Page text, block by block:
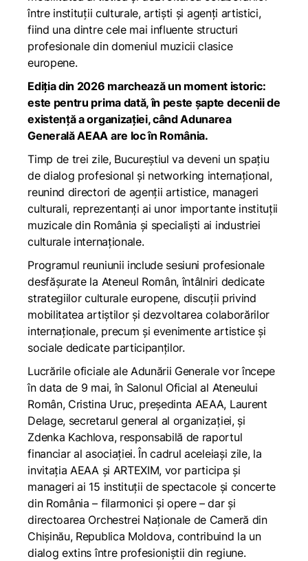
între instituții culturale, artiști și agenți artistici,
fiind una dintre cele mai influente structuri
profesionale din domeniul muzicii clasice
europene.
Ediția din 2026 marchează un moment istoric:
este pentru prima dată, în peste șapte decenii de
existență a organizației, când Adunarea
Generală AEAA are loc în România.
Timp de trei zile, Bucureștiul va deveni un spațiu
de dialog profesional și networking internațional,
reunind directori de agenții artistice, manageri
culturali, reprezentanți ai unor importante instituții
muzicale din România și specialiști ai industriei
culturale internaționale.
Programul reuniunii include sesiuni profesionale
desfășurate la Ateneul Român, întâlniri dedicate
strategiilor culturale europene, discuții privind
mobilitatea artiștilor și dezvoltarea colaborărilor
internaționale, precum și evenimente artistice și
sociale dedicate participanților.
Lucrările oficiale ale Adunării Generale vor începe
în data de 9 mai, în Salonul Oficial al Ateneului
Român, Cristina Uruc, președinta AEAA, Laurent
Delage, secretarul general al organizației, și
Zdenka Kachlova, responsabilă de raportul
financiar al asociației. În cadrul aceleiași zile, la
invitația AEAA și ARTEXIM, vor participa și
manageri ai 15 instituții de spectacole și concerte
din România – filarmonici și opere – dar și
directoarea Orchestrei Naționale de Cameră din
Chișinău, Republica Moldova, contribuind la un
dialog extins între profesioniștii din regiune.